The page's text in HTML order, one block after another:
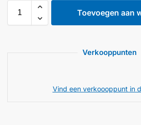
Toevoegen aan
Verkooppunten
Vind een verkoooppunt in